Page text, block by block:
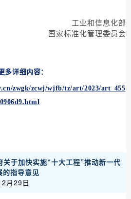
工业和信息化部
国家标准化管理委员会
多详细内容：
zwgk/zcwj/wjfb/tz/art/2023/art_455
于加快实施“十大工程”推动新一代
的指导意见
月29日